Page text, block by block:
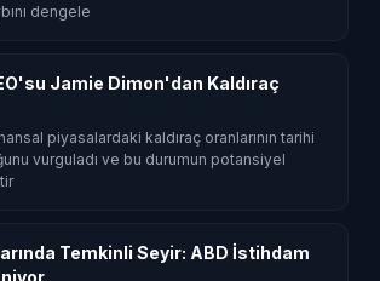
dengele
Jamie Dimon'dan Kaldıraç
piyasalardaki kaldıraç oranlarının tarihi
vurguladı ve bu durumun potansiyel
Temkinli Seyir: ABD İstihdam